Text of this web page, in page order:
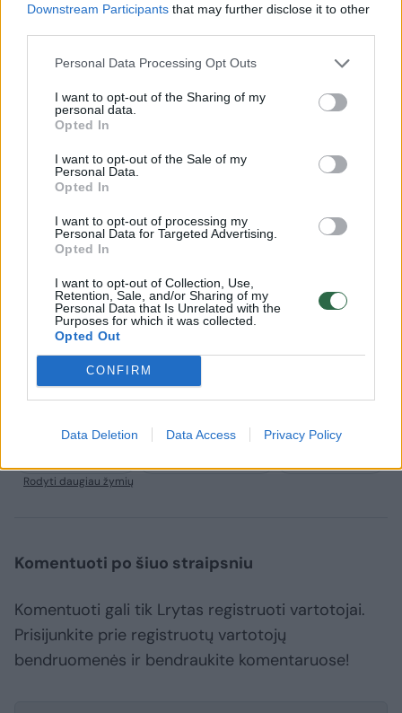
Downstream Participants that may further disclose it to other
Personal Data Processing Opt Outs
I want to opt-out of the Sharing of my
personal data.
Opted In
I want to opt-out of the Sale of my
Personal Data.
Opted In
I want to opt-out of processing my
Personal Data for Targeted Advertising.
Opted In
I want to opt-out of Collection, Use,
Retention, Sale, and/or Sharing of my
Personal Data that Is Unrelated with the
Purposes for which it was collected.
Opted Out
CONFIRM
Data Deletion Data Access Privacy Policy
Graikijos klube kiek netikėtai ketvirtfinalyje
daugiausia naudingumo balų renka Juancho
Hernangomezas – 16,2. Jis pelno 9,8 taško,
atkovoja 8,2 kamuolio. Rezultatyviausiai
rungtyniauja Kendrickas Nunnas. Jis įmeta
16,5 taško.
„Anadolu Efes“ gretose pirmuoju smuiku
sukaupia 20 naudingumo balų. Įžaidėjas
renka 15,8 taško, atlieka 5,5 rezultatyvaus
perdavimo, realizuoja 44 proc. tolimų
metimų. Vincento Poirier kraityje – 14,2
naudingumo balo.
Rodyti daugiau žymių
Komentuoti po šiuo straipsniu
Komentuoti gali tik Lrytas registruoti vartotojai.
Prisijunkite prie registruotų vartotojų
bendruomenės ir bendraukite komentaruose!